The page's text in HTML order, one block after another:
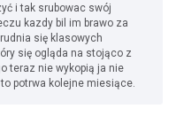
i tak srubowac swój
kazdy bil im brawo za
się klasowych
się ogląda na stojąco z
teraz nie wykopią ja nie
potrwa kolejne miesiące.